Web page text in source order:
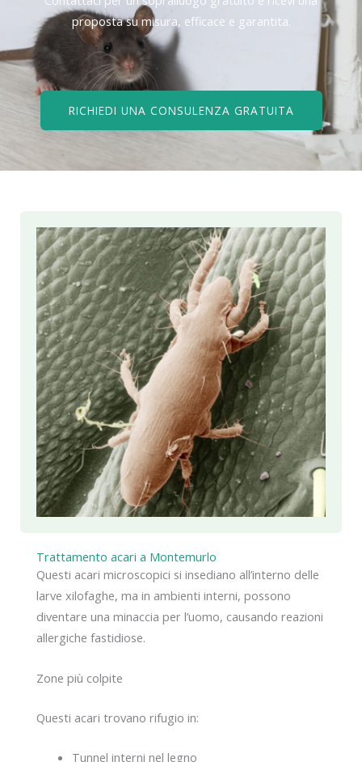
proposta su misura, efficace e garantita.
RICHIEDI UNA CONSULENZA GRATUITA
Trattamento acari a Montemurlo
Questi acari microscopici si insediano all’interno delle
larve xilofaghe, ma in ambienti interni, possono
diventare una minaccia per l’uomo, causando reazioni
allergiche fastidiose.
Zone più colpite
Questi acari trovano rifugio in:
Tunnel interni nel legno